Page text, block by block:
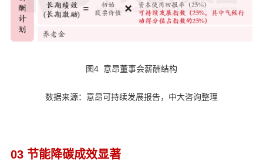
图4 意昂董事会薪酬结构
数据来源：意昂可持续发展报告，中大咨询整理
03 节能降碳成效显著